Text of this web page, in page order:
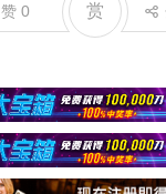
赞0 赏